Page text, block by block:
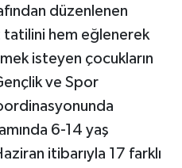
düzenlenen
tatilini hem eğlenerek
isteyen çocukların
ve Spor
6-14 yaş
itibarıyla 17 farklı